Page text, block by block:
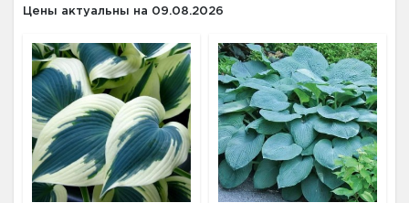
Цены актуальны на 09.08.2026